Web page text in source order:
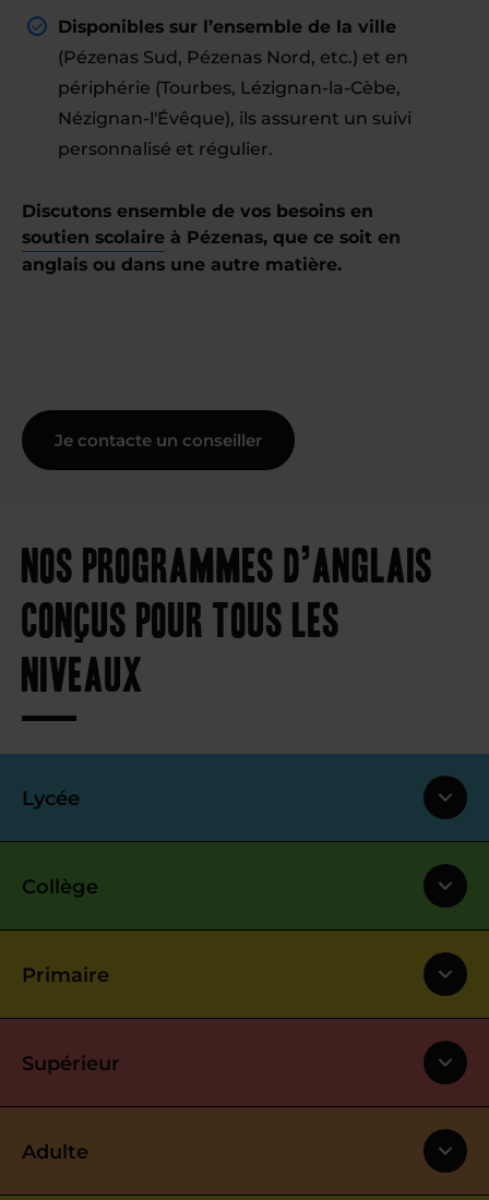
Disponibles sur l’ensemble de la ville
(Pézenas Sud, Pézenas Nord, etc.) et en
périphérie (Tourbes, Lézignan-la-Cèbe,
Nézignan-l'Évêque), ils assurent un suivi
personnalisé et régulier.
Discutons ensemble de vos besoins en
soutien scolaire à Pézenas, que ce soit en
anglais ou dans une autre matière.
Je contacte un conseiller
Nos programmes d’anglais
conçus pour tous les
niveaux
Lycée
Collège
Primaire
Supérieur
Adulte